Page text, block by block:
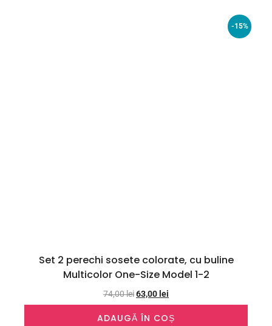
-15%
Set 2 perechi sosete colorate, cu buline
Multicolor One-Size Model 1-2
74,00lei63,00 lei
ADAUGĂ ÎN COȘ